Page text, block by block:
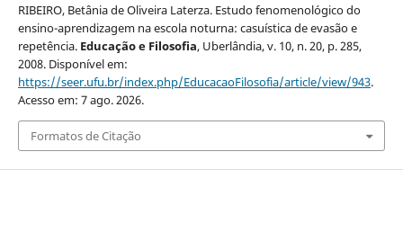
RIBEIRO, Betânia de Oliveira Laterza. Estudo fenomenológico do
ensino-aprendizagem na escola noturna: casuística de evasão e
repetência. Educação e Filosofia, Uberlândia, v. 10, n. 20, p. 285,
2008. Disponível em:
https://seer.ufu.br/index.php/EducacaoFilosofia/article/view/943.
Acesso em: 7 ago. 2026.
Formatos de Citação